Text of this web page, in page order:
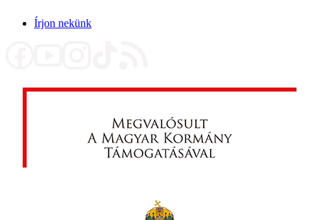
Írjon nekünk